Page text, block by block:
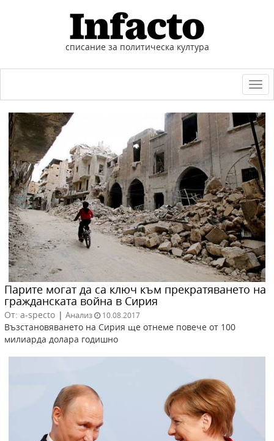
списание за политическа култура
Парите могат да са ключ към прекратяването на
гражданската война в Сирия
От: a-specto | Анализ 10.08.2017
Възстановяването на Сирия ще отнеме повече от 100
милиарда долара годишно